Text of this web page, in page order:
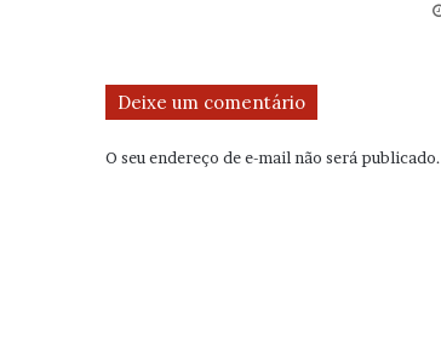
Deixe um comentário
O seu endereço de e-mail não será publicado.